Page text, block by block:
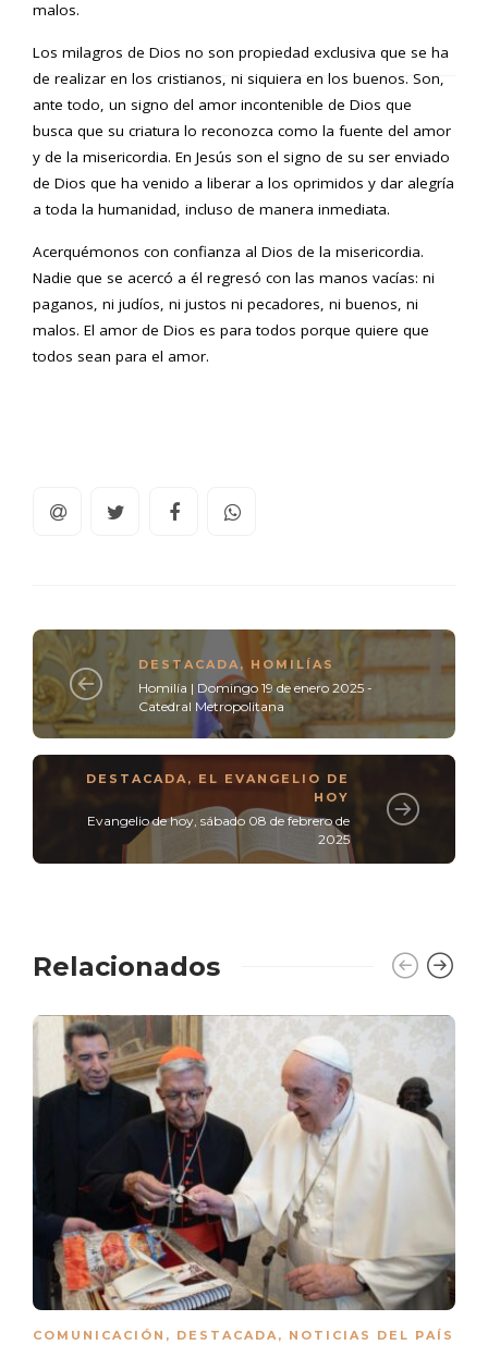
malos.
Los milagros de Dios no son propiedad exclusiva que se ha
de realizar en los cristianos, ni siquiera en los buenos. Son,
ante todo, un signo del amor incontenible de Dios que
busca que su criatura lo reconozca como la fuente del amor
y de la misericordia. En Jesús son el signo de su ser enviado
de Dios que ha venido a liberar a los oprimidos y dar alegría
a toda la humanidad, incluso de manera inmediata.
Acerquémonos con confianza al Dios de la misericordia.
Nadie que se acercó a él regresó con las manos vacías: ni
paganos, ni judíos, ni justos ni pecadores, ni buenos, ni
malos. El amor de Dios es para todos porque quiere que
todos sean para el amor.
DESTACADA, HOMILÍAS
Homilía | Domingo 19 de enero 2025 -
Catedral Metropolitana
DESTACADA , EL EVANGELIO DE
HOY
Evangelio de hoy, sábado 08 de febrero de
2025
Relacionados
COMUNICACIÓN , DESTACADA, NOTICIAS DEL PAÍS